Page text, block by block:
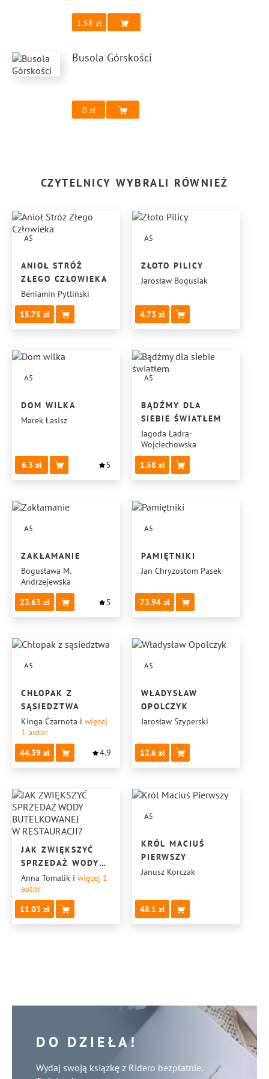
1.58
Busola Górskości
0
CZYTELNICY WYBRALI RÓWNIEŻ
A5
ANIOŁ STRÓŻ
ZŁEGO CZŁOWIEKA
Beniamin Pytliński
15.75
A5
ZŁOTO PILICY
Jarosław Bogusiak
4.73
A5
DOM WILKA
Marek Łasisz
6.3 5
A5
BĄDŹMY DLA
SIEBIE ŚWIATŁEM
Jagoda Ladra-
Wojciechowska
1.58
A5
ZAKŁAMANIE
Bogusława M.
Andrzejewska
23.63
5
A5
PAMIĘTNIKI
Jan Chryzostom Pasek
73.94
A5
CHŁOPAK Z
SĄSIEDZTWA
Kinga Czarnota i więcej
1 autor
44.39
4.9
A5
WŁADYSŁAW
OPOLCZYK
Jarosław Szyperski
12.6
JAK ZWIĘKSZYĆ
SPRZEDAŻ WODY
BUTELKOWANEJ
W RESTAURACJI?
Anna Tomalik i więcej 1
autor
11.03
A5
KRÓL MACIUŚ
PIERWSZY
Janusz Korczak
48.1
DO DZIEŁA!
Wydaj swoją książkę z Ridero bezpłatnie.